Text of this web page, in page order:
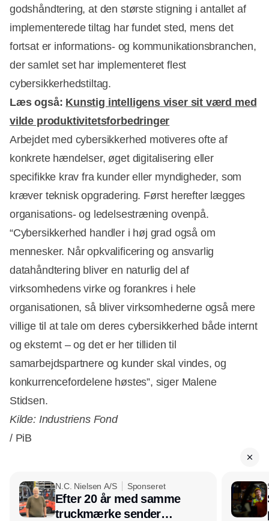
godshåndtering, at den største stigning i antallet af
implementerede tiltag har fundet sted, mens det
fortsat er informations- og kommunikationsbranchen,
der samlet set har implementeret flest
cybersikkerhedstiltag.
Læs også: Kunstig intelligens viser sit værd med
vilde produktivitetsforbedringer
Arbejdet med cybersikkerhed motiveres ofte af
konkrete hændelser, øget digitalisering eller
specifikke krav fra kunder eller myndigheder, som
kræver teknisk opgradering. Først herefter lægges
organisations- og ledelsestræning ovenpå.
“Cybersikkerhed handler i høj grad også om
mennesker. Når opkvalificering og ansvarlig
datahåndtering bliver en naturlig del af
virksomhedens virke og forankres i hele
organisationen, så bliver virksomhederne også mere
villige til at tale om deres cybersikkerhed både internt
og eksternt – og det er her tilliden til
samarbejdspartnere og kunder skal vindes, og
konkurrencefordelene høstes”, siger Malene
Stidsen.
Kilde: Industriens Fond
/ PiB
N.C. Nielsen A/S Sponseret
Efter 20 år med samme
truckmærke sender